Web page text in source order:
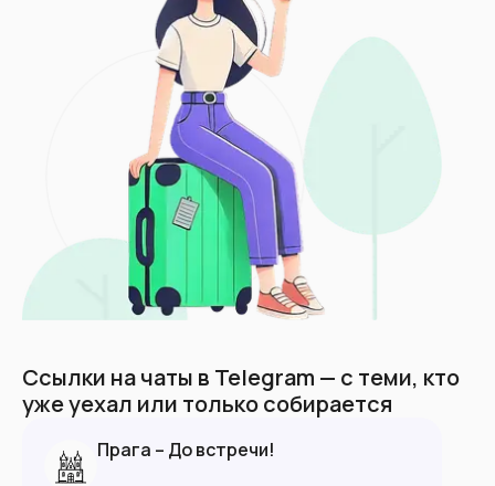
Ссылки на чаты в Telegram — с теми, кто
уже уехал или только собирается
Прага – До встречи!